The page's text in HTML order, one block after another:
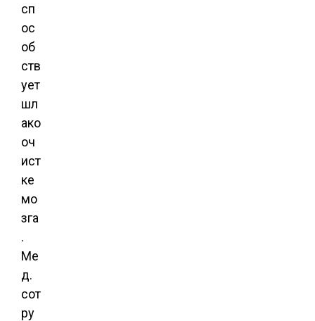
сп
ос
об
ств
ует
шл
ако
оч
ист
ке
мо
зга
.
Ме
д.
сот
ру